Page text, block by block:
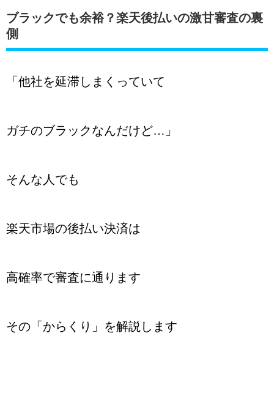
ブラックでも余裕？楽天後払いの激甘審査の裏
側
「他社を延滞しまくっていて
ガチのブラックなんだけど…」
そんな人でも
楽天市場の後払い決済は
高確率で審査に通ります
その「からくり」を解説します